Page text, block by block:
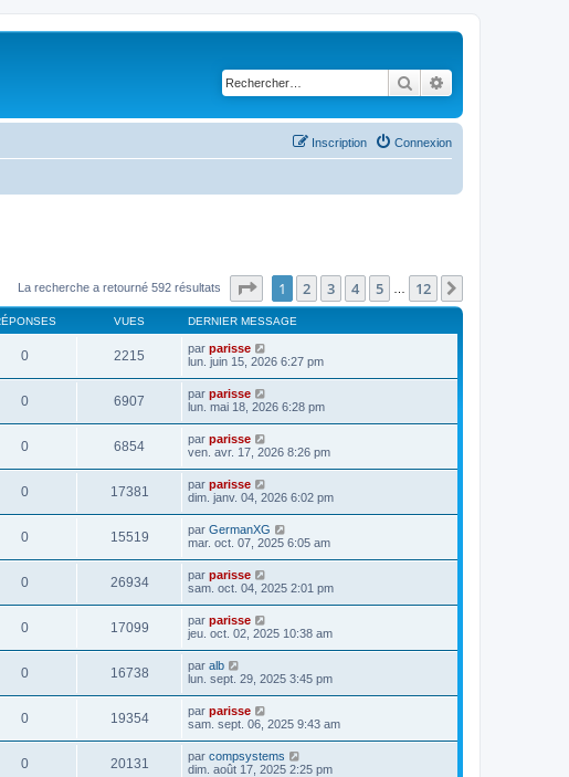
Rechercher
Connexion
Inscription
La recherche a retourné 592 résultats Page sur12
1 2 3 4 5 12
VUES DERNIER MESSAGE
0 2215 par parisse
lun. juin 15, 2026 6:27 pm
0 6907 par parisse
lun. mai 18, 2026 6:28 pm
0 6854 par parisse
ven. avr. 17, 2026 8:26 pm
0 17381 par parisse
dim. janv. 04, 2026 6:02 pm
0 15519 par GermanXG
mar. oct. 07, 2025 6:05 am
0 26934 par parisse
sam. oct. 04, 2025 2:01 pm
0 17099 par parisse
jeu. oct. 02, 2025 10:38 am
0 16738 par alb
lun. sept. 29, 2025 3:45 pm
0 19354 par parisse
sam. sept. 06, 2025 9:43 am
0 20131 par compsystems
dim. août 17, 2025 2:25 pm